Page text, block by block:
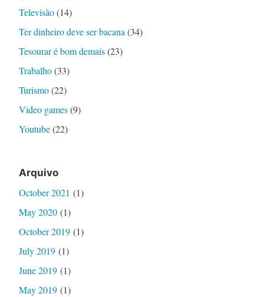
Televisão(14)
Ter dinheiro deve ser bacana(34)
Tesourar é bom demais(23)
Trabalho(33)
Turismo(22)
Video games(9)
Youtube(22)
Arquivo
October 2021 (1)
May 2020(1)
October 2019(1)
July 2019(1)
June 2019(1)
May 2019(1)